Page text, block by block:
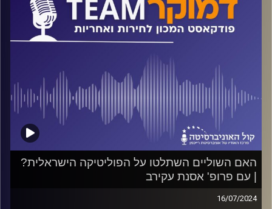
האם השוליים השתלטו על הפוליטיקה הישראלית?
| עם פרופ' אסנת עקירב
16/07/2024